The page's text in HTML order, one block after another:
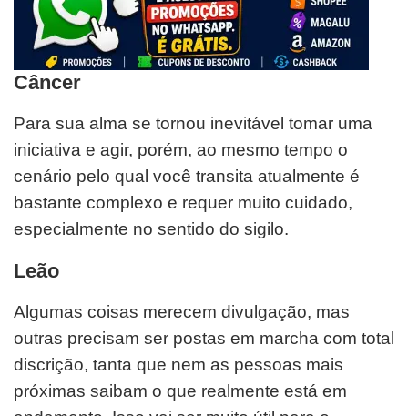
Câncer
Para sua alma se tornou inevitável tomar uma
iniciativa e agir, porém, ao mesmo tempo o
cenário pelo qual você transita atualmente é
bastante complexo e requer muito cuidado,
especialmente no sentido do sigilo.
Leão
Algumas coisas merecem divulgação, mas
outras precisam ser postas em marcha com total
discrição, tanta que nem as pessoas mais
próximas saibam o que realmente está em